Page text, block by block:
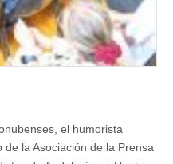
el humorista
la Asociación de la Prensa